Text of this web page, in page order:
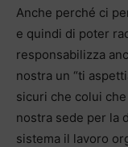
Anche perché ci
e quindi di poter
responsabilizza
nostra un “ti
sicuri che colui
nostra sede per la
sistema il lavoro